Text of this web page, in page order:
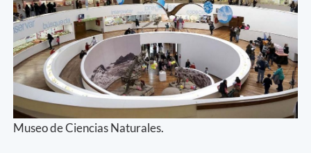
Museo de Ciencias Naturales.